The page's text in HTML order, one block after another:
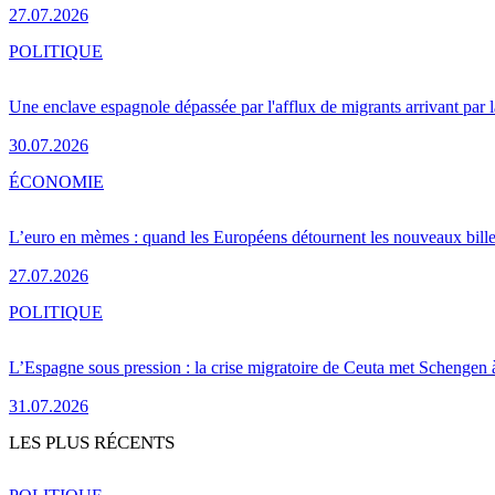
27.07.2026
Une enclave espagnole dépassée par l'afflux de migrants arrivant par
30.07.2026
POLITIQUE
L’euro en mèmes : quand les Européens détournent les nouveaux
27.07.2026
ÉCONOMIE
L’Espagne sous pression : la crise migratoire de Ceuta met Schengen
31.07.2026
POLITIQUE
LES PLUS RÉCENTS